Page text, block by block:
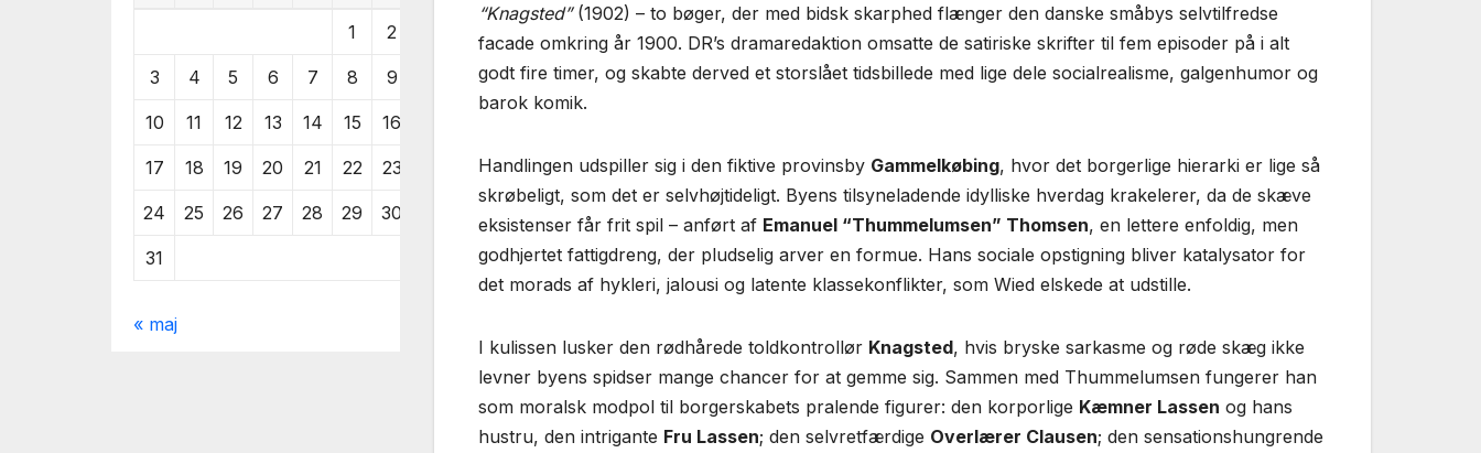
1 2
3 4 5 6 7 8 9
10 11 12 13 14 15 16
17 18 19 20 21 22 23
24 25 26 27 28 29 30
31
« maj
“Knagsted”(1902) – to bøger, der med bidsk skarphed flænger den danske småbys selvtilfredse
facade omkring år 1900. DR’s dramaredaktion omsatte de satiriske skrifter til fem episoder på i alt
godt fire timer, og skabte derved et storslået tidsbillede med lige dele socialrealisme, galgenhumor og
barok komik.
Handlingen udspiller sig i den fiktive provinsby Gammelkøbing, hvor det borgerlige hierarki er lige så
skrøbeligt, som det er selvhøjtideligt. Byens tilsyneladende idylliske hverdag krakelerer, da de skæve
eksistenser får frit spil – anført af Emanuel “Thummelumsen” Thomsen, en lettere enfoldig, men
godhjertet fattigdreng, der pludselig arver en formue. Hans sociale opstigning bliver katalysator for
det morads af hykleri, jalousi og latente klassekonflikter, som Wied elskede at udstille.
I kulissen lusker den rødhårede toldkontrollør Knagsted, hvis bryske sarkasme og røde skæg ikke
levner byens spidser mange chancer for at gemme sig. Sammen med Thummelumsen fungerer han
som moralsk modpol til borgerskabets pralende figurer: den korporlige Kæmner Lassen og hans
hustru, den intrigante Fru Lassen; den selvretfærdige Overlærer Clausen; den sensationshungrende